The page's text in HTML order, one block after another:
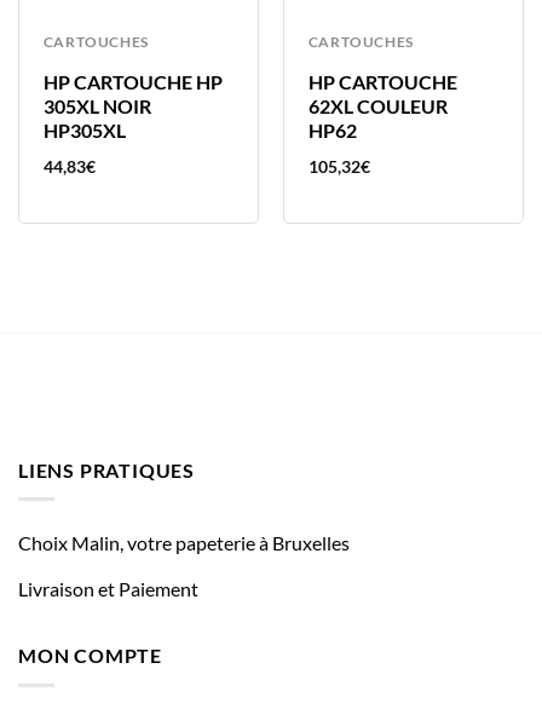
CARTOUCHES
HP CARTOUCHE HP
305XL NOIR
HP305XL
44,83€
CARTOUCHES
HP CARTOUCHE
62XL COULEUR
HP62
105,32€
LIENS PRATIQUES
Choix Malin, votre papeterie à Bruxelles
Livraison et Paiement
MON COMPTE